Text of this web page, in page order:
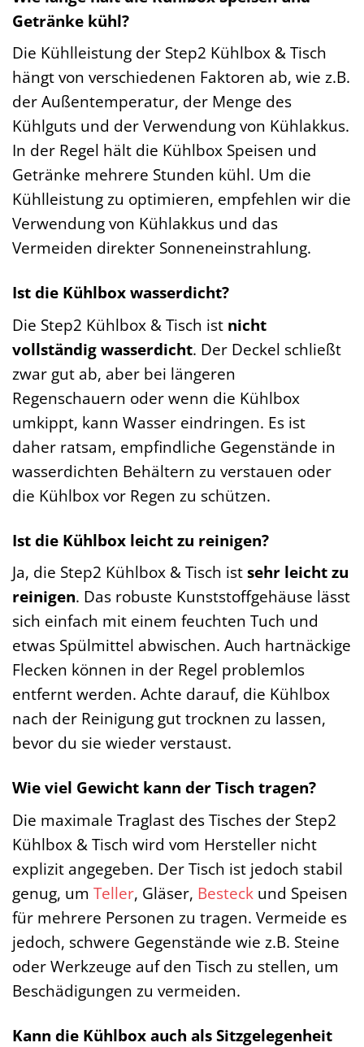
Getränke kühl?
Die Kühlleistung der Step2 Kühlbox & Tisch
hängt von verschiedenen Faktoren ab, wie z.B.
der Außentemperatur, der Menge des
Kühlguts und der Verwendung von Kühlakkus.
In der Regel hält die Kühlbox Speisen und
Getränke mehrere Stunden kühl. Um die
Kühlleistung zu optimieren, empfehlen wir die
Verwendung von Kühlakkus und das
Vermeiden direkter Sonneneinstrahlung.
Ist die Kühlbox wasserdicht?
Die Step2 Kühlbox & Tisch ist nicht
vollständig wasserdicht. Der Deckel schließt
zwar gut ab, aber bei längeren
Regenschauern oder wenn die Kühlbox
umkippt, kann Wasser eindringen. Es ist
daher ratsam, empfindliche Gegenstände in
wasserdichten Behältern zu verstauen oder
die Kühlbox vor Regen zu schützen.
Ist die Kühlbox leicht zu reinigen?
Ja, die Step2 Kühlbox & Tisch istsehr leicht zu
reinigen. Das robuste Kunststoffgehäuse lässt
sich einfach mit einem feuchten Tuch und
etwas Spülmittel abwischen. Auch hartnäckige
Flecken können in der Regel problemlos
entfernt werden. Achte darauf, die Kühlbox
nach der Reinigung gut trocknen zu lassen,
bevor du sie wieder verstaust.
Wie viel Gewicht kann der Tisch tragen?
Die maximale Traglast des Tisches der Step2
Kühlbox & Tisch wird vom Hersteller nicht
explizit angegeben. Der Tisch ist jedoch stabil
genug, um Teller, Gläser, Besteck und Speisen
für mehrere Personen zu tragen. Vermeide es
jedoch, schwere Gegenstände wie z.B. Steine
oder Werkzeuge auf den Tisch zu stellen, um
Beschädigungen zu vermeiden.
Kann die Kühlbox auch als Sitzgelegenheit